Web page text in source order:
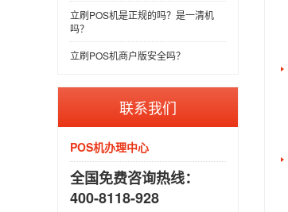
立刷POS机是正规的吗？是一清机
吗？
立刷POS机商户版安全吗？
联系我们
POS机办理中心
全国免费咨询热线：
400-8118-928